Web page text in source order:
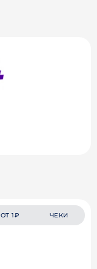
ОТ 1₽ ЧЕКИ